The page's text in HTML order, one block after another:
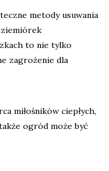
metody usuwania
to nie tylko
zagrożenie dla
miłośników ciepłych,
ogród może być